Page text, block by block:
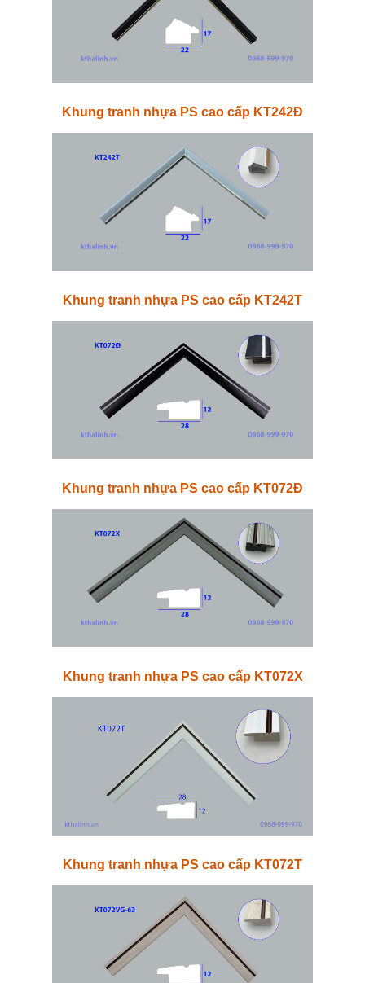
Khung tranh nhựa PS cao cấp KT242Đ
Khung tranh nhựa PS cao cấp KT242T
Khung tranh nhựa PS cao cấp KT072Đ
Khung tranh nhựa PS cao cấp KT072X
Khung tranh nhựa PS cao cấp KT072T